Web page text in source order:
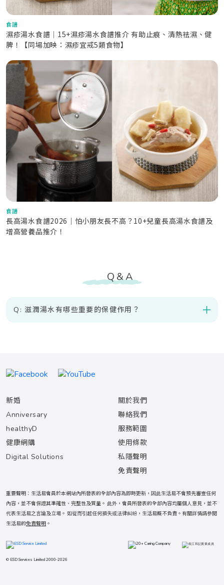
食譜
濕疹湯水食譜｜15+濕疹湯水食譜推介 有助止痕、清熱祛濕、健
脾！【同場加映：濕疹宜戒5類食物】
食譜
長高湯水食譜2026｜怕小朋友長不高？10+兒童長高湯水食譜及
增高營養品推介！
Q&A
滋潤湯水有哪些重要的保健作用？
新婚
Anniversary
healthyD
健康網購
Digital Solutions
關於我們
聯絡我們
服務範圍
使用條款
私隱聲明
免責聲明
重要聲明：生活易會員於本網站內所發表的全部內容為即時更新，因此生活易不會預先審查任何
內容，並不會保證其準確性、完整性及質量。 此外，會員所發表的全部內容均屬個人意見，並不
代表生活易之言論及立場。 如從而引起任何損失或法律糾紛，生活易概不負責。有關詳情請參閱
生活易的免責聲明 。
© ESD Services Limited 2000-2026